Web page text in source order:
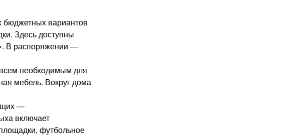
бюджетных вариантов
Здесь доступны
В распоряжении —
необходимым для
мебель. Вокруг дома
—
включает
футбольное